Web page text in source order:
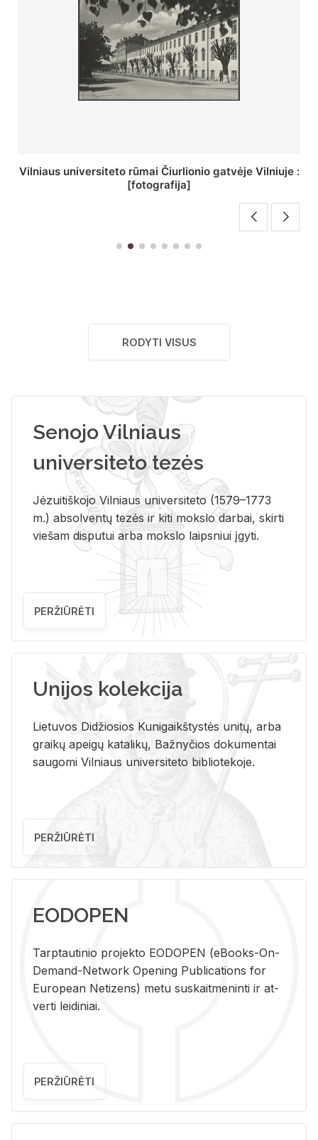
St. Batoro universiteto J. Pilsudskio kolegija :
[fotografija]
RODYTI VISUS
Senojo Vilniaus
universiteto tezės
Jėzuitiškojo Vilniaus universiteto (1579–1773
m.) absolventų tezės ir kiti mokslo darbai, skirti
viešam disputui arba mokslo laipsniui įgyti.
PERŽIŪRĖTI
Unijos kolekcija
Lietuvos Didžiosios Kunigaikštystės unitų, arba
graikų apeigų katalikų, Bažnyčios dokumentai
saugomi Vilniaus universiteto bibliotekoje.
PERŽIŪRĖTI
EODOPEN
Tarp­tau­ti­nio pro­jek­to EO­DO­PEN (eBo­oks-On-
De­mand-Ne­twork Ope­ning Pub­li­ca­tions for
Eu­ro­pe­an Ne­ti­zens) metu su­skait­me­nin­ti ir at­
ver­ti lei­di­niai.
PERŽIŪRĖTI